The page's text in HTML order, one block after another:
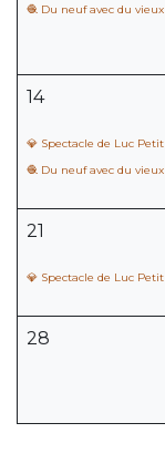
🧶 Du neuf avec du vieux
14
💎 Spectacle de Luc Petit
🧶 Du neuf avec du vieux
21
💎 Spectacle de Luc Petit
28